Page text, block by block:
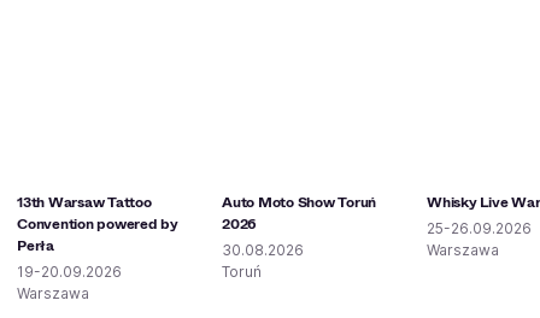
13th Warsaw Tattoo
Convention powered by
Perła
19-20.09.2026
Warszawa
Auto Moto Show Toruń
2026
30.08.2026
Toruń
Whisky Live
25-26.09.2026
Warszawa